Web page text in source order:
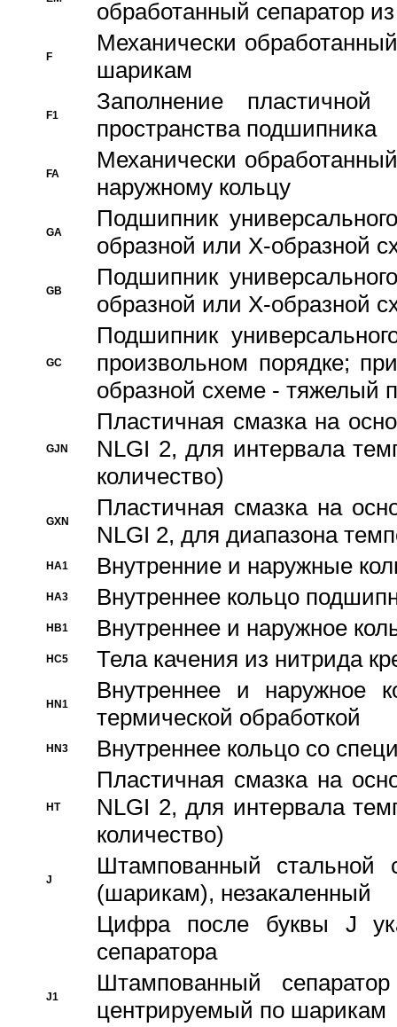
обработанный сепаратор
F
Механически
шарикам
F1
Заполнение
пространства подшипника
FA
Механически
наружному кольцу
GA
Подшипник
образной или Х-образной
GB
Подшипник
образной или Х-образной
GC
Подшипник
произвольном порядке;
образной схеме - тяжелый
GJN
Пластичная смазка на
NLGI 2, для интервала
количество)
GXN
Пластичная смазка на
NLGI 2, для диапазона
HA1 Внутренние и наружные
HA3 Bнутреннее кольцо
HB1 Bнутреннее и наружное
HC5 Тела качения из нитрида
HN1
Bнутреннее и наружное
термической обработкой
HN3 Внутреннее кольцо со
HT
Пластичная смазка на
NLGI 2, для интервала
количество)
J
Штампованный стальной
(шарикам), незакаленный
Цифра после буквы J
сепаратора
J1
Штампованный
центрируемый по шарикам